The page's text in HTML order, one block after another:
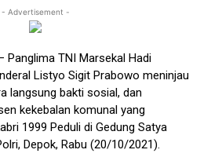
- Advertisement -
Panglima TNI Marsekal Hadi
Listyo Sigit Prabowo meninjau
langsung bakti sosial, dan
kekebalan komunal yang
1999 Peduli di Gedung Satya
Depok, Rabu (20/10/2021).